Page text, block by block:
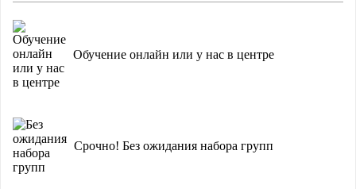
Обучение онлайн или у нас в центре
Срочно! Без ожидания набора групп